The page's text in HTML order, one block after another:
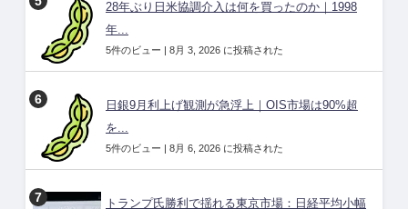
28年ぶり日米協調介入は何を買ったのか｜1998
年...
5件のビュー | 8月 3, 2026 に投稿された
日銀9月利上げ観測が急浮上｜OIS市場は90%超
を...
5件のビュー | 8月 6, 2026 に投稿された
トランプ氏勝利で揺れる東京市場：日経平均小幅